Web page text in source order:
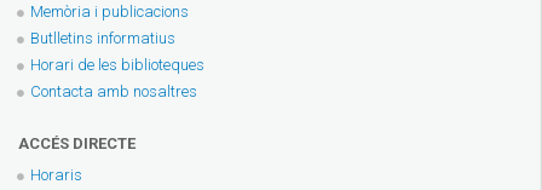
Memòria i publicacions
Butlletins informatius
Horari de les biblioteques
Contacta amb nosaltres
ACCÉS DIRECTE
Horaris